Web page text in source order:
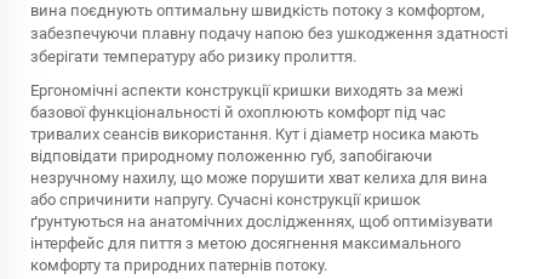
вина поєднують оптимальну швидкість потоку з комфортом,
забезпечуючи плавну подачу напою без ушкодження здатності
зберігати температуру або ризику пролиття.
Ергономічні аспекти конструкції кришки виходять за межі
базової функціональності й охоплюють комфорт під час
тривалих сеансів використання. Кут і діаметр носика мають
відповідати природному положенню губ, запобігаючи
незручному нахилу, що може порушити хват келиха для вина
або спричинити напругу. Сучасні конструкції кришок
ґрунтуються на анатомічних дослідженнях, щоб оптимізувати
інтерфейс для пиття з метою досягнення максимального
комфорту та природних патернів потоку.